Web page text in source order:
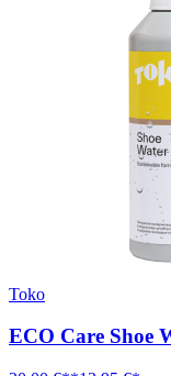
Toko
ECO Care Shoe